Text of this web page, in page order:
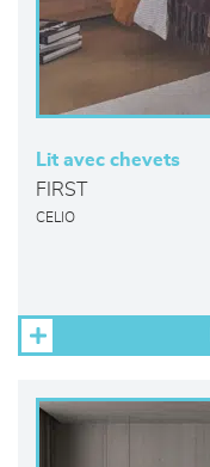
Lit avec chevets
FIRST
CELIO